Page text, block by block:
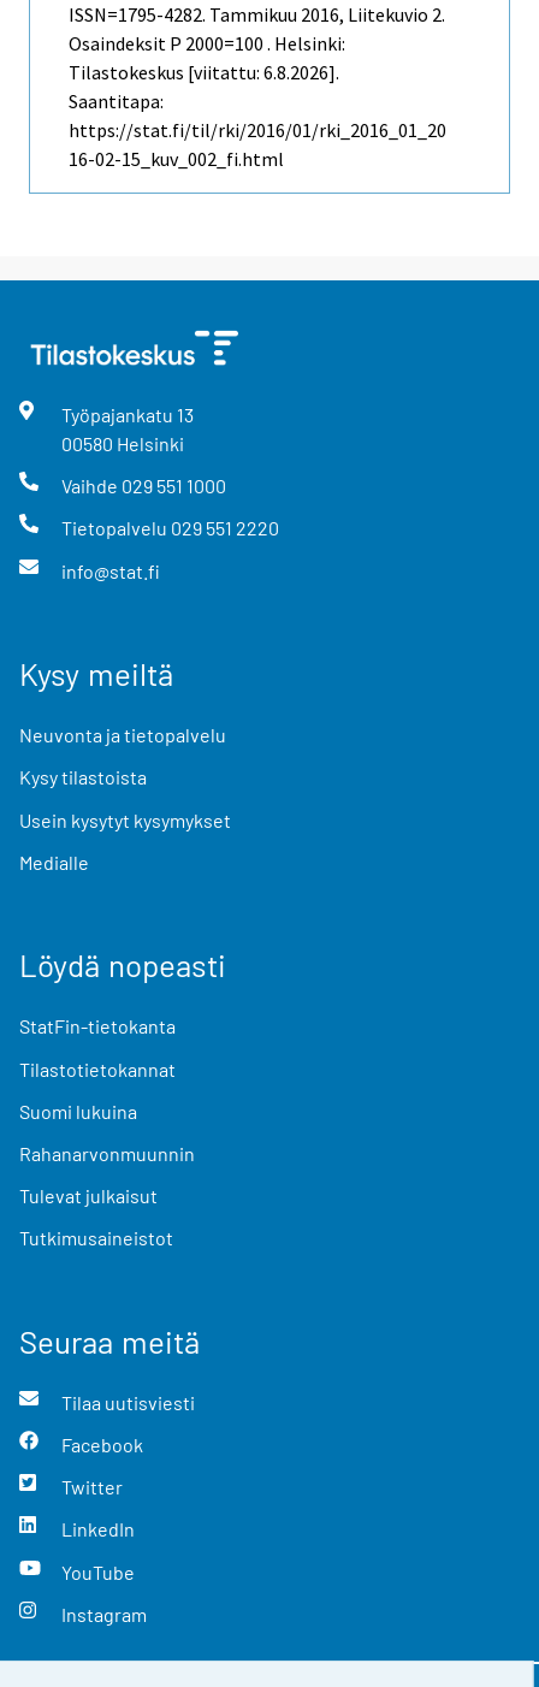
ISSN=1795-4282. Tammikuu 2016, Liitekuvio 2.
Osaindeksit P 2000=100 . Helsinki:
Tilastokeskus [viitattu: 6.8.2026].
Saantitapa:
https://stat.fi/til/rki/2016/01/rki_2016_01_20
16-02-15_kuv_002_fi.html
Työpajankatu 13
00580 Helsinki
Vaihde 029 551 1000
Tietopalvelu 029 551 2220
info@stat.fi
Kysy meiltä
Neuvonta ja tietopalvelu
Kysy tilastoista
Usein kysytyt kysymykset
Medialle
Löydä nopeasti
StatFin-tietokanta
Tilastotietokannat
Suomi lukuina
Rahanarvonmuunnin
Tulevat julkaisut
Tutkimusaineistot
Seuraa meitä
Tilaa uutisviesti
Facebook
Twitter
LinkedIn
YouTube
Instagram